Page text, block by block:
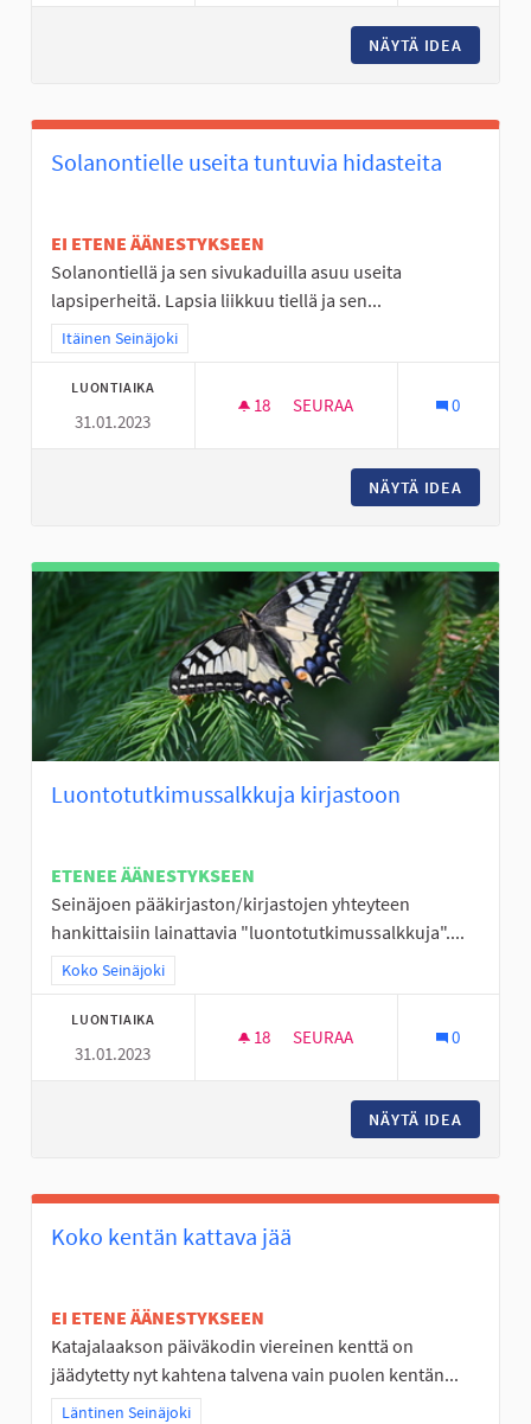
NÄYTÄ IDEA
Solanontielle useita tuntuvia hidasteita
EI ETENE ÄÄNESTYKSEEN
Solanontiellä ja sen sivukaduilla asuu useita
lapsiperheitä. Lapsia liikkuu tiellä ja sen...
Rajaa tulokset teeman mukaan: Itäinen Seinäjoki
Itäinen Seinäjoki
LUONTIAIKA
31.01.2023
18 18 SEURAAJAA
SEURAA 0
NÄYTÄ IDEA
Luontotutkimussalkkuja kirjastoon
ETENEE ÄÄNESTYKSEEN
Seinäjoen pääkirjaston/kirjastojen yhteyteen
hankittaisiin lainattavia "luontotutkimussalkkuja"....
Rajaa tulokset teeman mukaan: Koko Seinäjoki
Koko Seinäjoki
LUONTIAIKA
31.01.2023
18 18 SEURAAJAA
SEURAA 0
NÄYTÄ IDEA
Koko kentän kattava jää
EI ETENE ÄÄNESTYKSEEN
Katajalaakson päiväkodin viereinen kenttä on
jäädytetty nyt kahtena talvena vain puolen kentän...
Rajaa tulokset teeman mukaan: Läntinen Seinäjoki
Läntinen Seinäjoki